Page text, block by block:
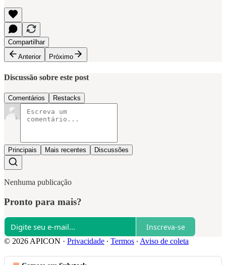
Compartilhar
Anterior
Próximo
Discussão sobre este post
Comentários Restacks
Principais Mais recentes Discussões
Nenhuma publicação
Pronto para mais?
Inscreva-se
© 2026 APICON · Privacidade ∙ Termos ∙ Aviso de coleta